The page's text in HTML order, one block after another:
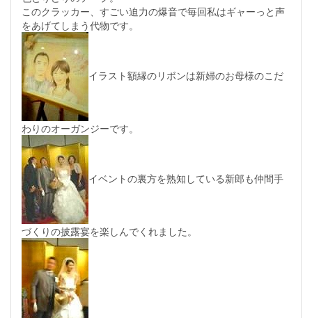
このクラッカー、すごい迫力の爆音で毎回私はギャーっと声
をあげてしまう代物です。
イラスト額縁のリボンは新婦のお母様のこだ
わりのオーガンジーです。
イベントの裏方を熟知している新郎も仲間手
づくりの披露宴を楽しんでくれました。